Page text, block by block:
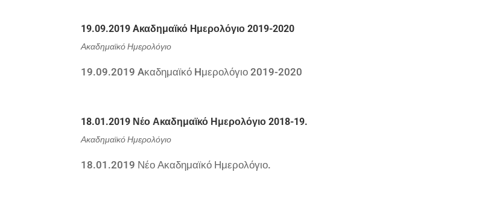
19.09.2019 Aκαδημαϊκό Hμερολόγιο 2019-2020
Ακαδημαϊκό Ημερολόγιο
19.09.2019 Aκαδημαϊκό Hμερολόγιο 2019-2020
18.01.2019 Νέο Ακαδημαϊκό Ημερολόγιο 2018-19.
Ακαδημαϊκό Ημερολόγιο
18.01.2019 Νέο Ακαδημαϊκό Ημερολόγιο.